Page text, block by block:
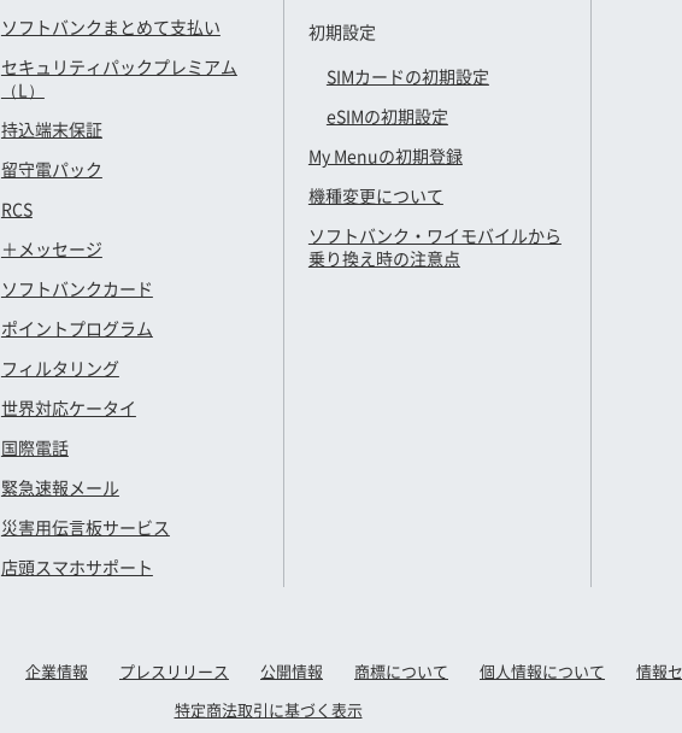
ソフトバンクまとめて支払い
セキュリティパックプレミアム
（L）
持込端末保証
留守電パック
RCS
＋メッセージ
ソフトバンクカード
ポイントプログラム
フィルタリング
世界対応ケータイ
国際電話
緊急速報メール
災害用伝言板サービス
店頭スマホサポート
初期設定
SIMカードの初期設定
eSIMの初期設定
My Menuの初期登録
機種変更について
ソフトバンク・ワイモバイルから
乗り換え時の注意点
企業情報 プレスリリース 公開情報 商標について 個人情報について
情報
特定商法取引に基づく表示